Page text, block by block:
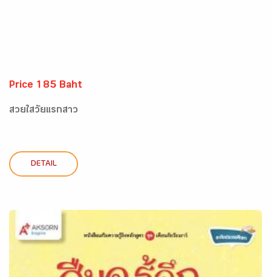
Price 185 Baht
สวยใสวัยแรกสาว
DETAIL